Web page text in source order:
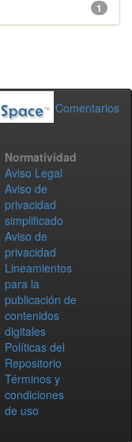
1
Comentarios
Normatividad
Aviso Legal
Aviso de
privacidad
simplificado
Aviso de
privacidad
Lineamientos
para la
publicación de
contenidos
digitales
Políticas del
Repositorio
Términos y
condiciones
de uso